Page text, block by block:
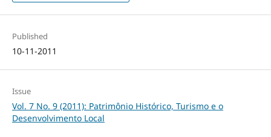
Published
10-11-2011
Issue
Vol. 7 No. 9 (2011): Patrimônio Histórico, Turismo e o
Desenvolvimento Local